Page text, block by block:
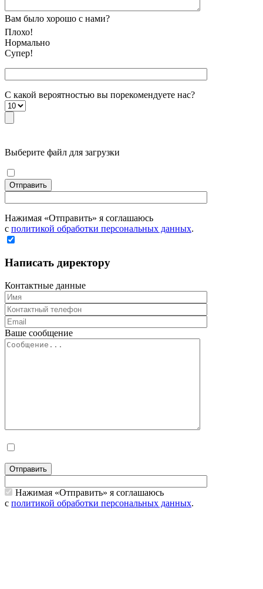
Вам было хорошо с нами?
Плохо!
Нормально
Супер!
С какой вероятностью вы порекомендуете наc?
Выберите файл для загрузки
Отправить
Нажимая «Отправить» я соглашаюсь
с политикой обработки персональных данных.
Написать директору
Контактные данные
Ваше сообщение
Отправить
Нажимая «Отправить» я соглашаюсь
с политикой обработки персональных данных.